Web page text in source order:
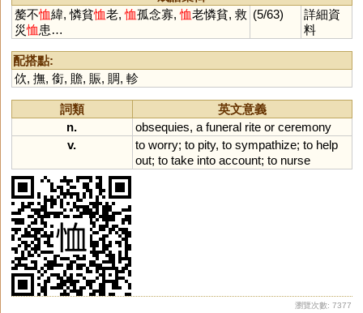
嫠不恤緯, 憐貧恤老,恤孤念寡,恤老憐貧, 救
災恤患…
(5/63)
詳細資
料
配搭點:
佽, 撫, 銜, 贍, 賑, 賙, 軫
詞類
英文意義
n.
obsequies, a funeral rite or ceremony
v.
to worry; to pity, to sympathize; to help
out; to take into account; to nurse
瀏覽次數: 7377